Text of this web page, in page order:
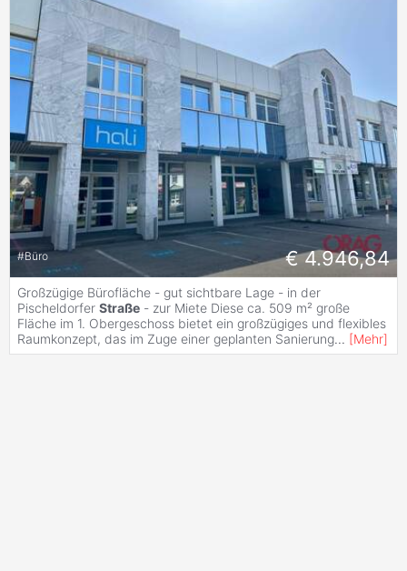
#Büro € 4.946,84
Großzügige Bürofläche - gut sichtbare Lage - in der
Pischeldorfer Straße - zur Miete Diese ca. 509 m² große
Fläche im 1. Obergeschoss bietet ein großzügiges und flexibles
Raumkonzept, das im Zuge einer geplanten Sanierung... [Mehr]